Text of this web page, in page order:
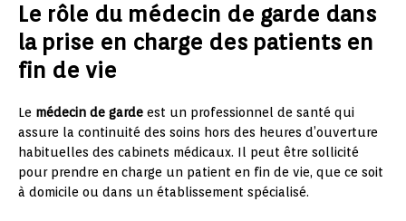
Le rôle du médecin de garde dans
la prise en charge des patients en
fin de vie
Le médecin de garde est un professionnel de santé qui
assure la continuité des soins hors des heures d’ouverture
habituelles des cabinets médicaux. Il peut être sollicité
pour prendre en charge un patient en fin de vie, que ce soit
à domicile ou dans un établissement spécialisé.